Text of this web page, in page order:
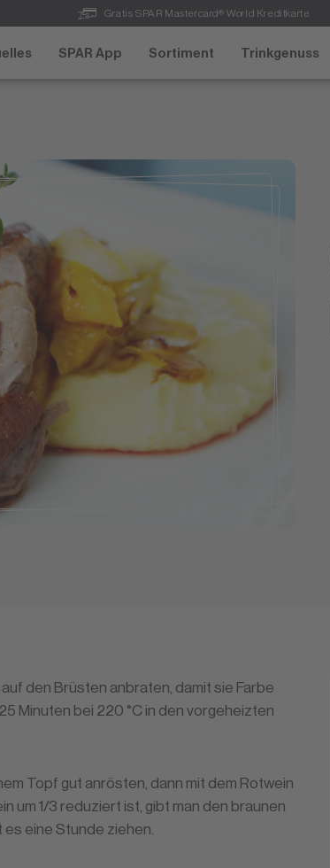
Gratis SPAR Mastercard® World Kreditkarte
SPAR App Sortiment Trinkgenuss
den Brüsten anbraten, damit sie Farbe
Minuten bei 220 °C in den vorgeheizten
Topf gut anrösten, dann mit dem Rotwein
um 1/3 reduziert ist, gibt man den braunen
eine Stunde ziehen.